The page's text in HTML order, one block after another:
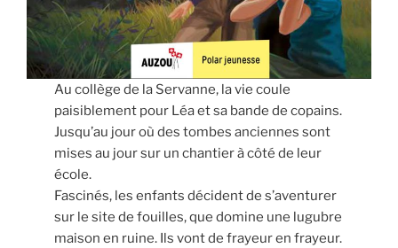
Au collège de la Servanne, la vie coule
paisiblement pour Léa et sa bande de copains.
Jusqu’au jour où des tombes anciennes sont
mises au jour sur un chantier à côté de leur
école.
Fascinés, les enfants décident de s’aventurer
sur le site de fouilles, que domine une lugubre
maison en ruine. Ils vont de frayeur en frayeur.